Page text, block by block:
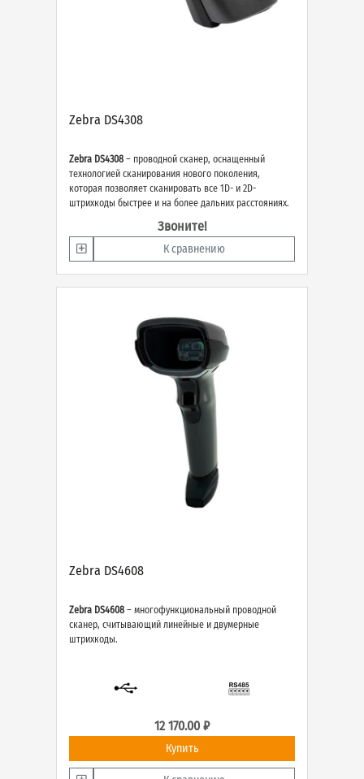
Zebra DS4308
Zebra DS4308 – проводной сканер, оснащенный
технологией сканирования нового поколения,
которая позволяет сканировать все 1D- и 2D-
штрихкоды быстрее и на более дальних расстояниях.
Звоните!
К сравнению
Zebra DS4608
Zebra DS4608 – многофункциональный проводной
сканер, считывающий линейные и двумерные
штрихкоды.
12 170.00 ₽
Купить